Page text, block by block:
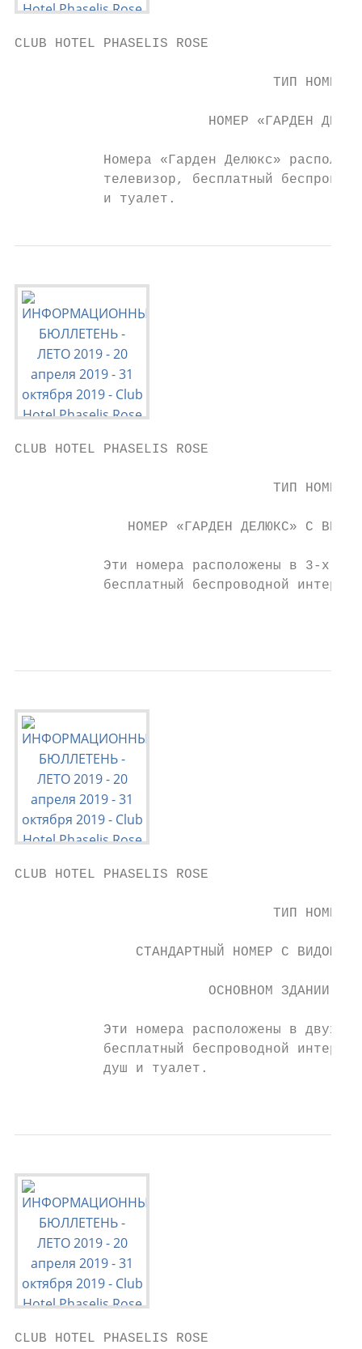
CLUB HOTEL PHASELIS ROSE
ТИП
НОМЕР «ГАРДЕН
Номера «Гарден Делюкс»
телевизор, бесплатный
и туалет.
CLUB HOTEL PHASELIS ROSE
ТИП
НОМЕР «ГАРДЕН ДЕЛЮКС» С
Эти номера расположены в 3-х
бесплатный беспроводной
CLUB HOTEL PHASELIS ROSE
ТИП
СТАНДАРТНЫЙ НОМЕР С ВИДОМ
                        ОСНОВНОМ ЗДАНИИ
Эти номера расположены в двух
бесплатный беспроводной
           душ и туалет.
CLUB HOTEL PHASELIS ROSE